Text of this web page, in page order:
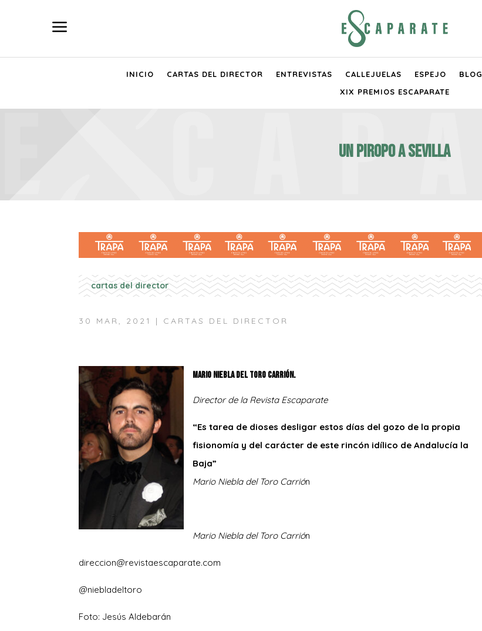
a
INICIO CARTAS DEL DIRECTOR ENTREVISTAS CALLEJUELAS ESPEJO BLOG
XIX PREMIOS ESCAPARATE
Un piropo a Sevilla
cartas del director
30 MAR, 2021 | CARTAS DEL DIRECTOR
Mario Niebla del Toro Carrión.
Director de la Revista Escaparate
“Es tarea de dioses desligar estos días del gozo de la propia
fisionomía y del carácter de este rincón idílico de Andalucía la
Baja”
Mario Niebla del Toro Carrión
Mario Niebla del Toro Carrión
direccion@revistaescaparate.com
@niebladeltoro
Foto: Jesús Aldebarán